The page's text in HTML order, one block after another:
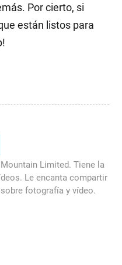
Por cierto, si
están listos para
Limited. Tiene la
Le encanta compartir
fotografía y vídeo.